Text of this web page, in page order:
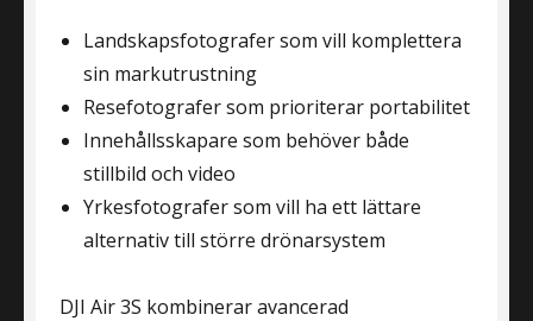
Landskapsfotografer som vill komplettera
sin markutrustning
Resefotografer som prioriterar portabilitet
Innehållsskapare som behöver både
stillbild och video
Yrkesfotografer som vill ha ett lättare
alternativ till större drönarsystem
DJI Air 3S kombinerar avancerad